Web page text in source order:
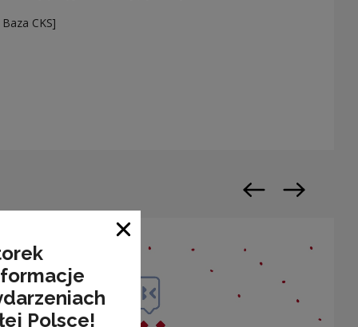
Baza CKS]
window
Previous slide
Next slide
Close window
Polsce!